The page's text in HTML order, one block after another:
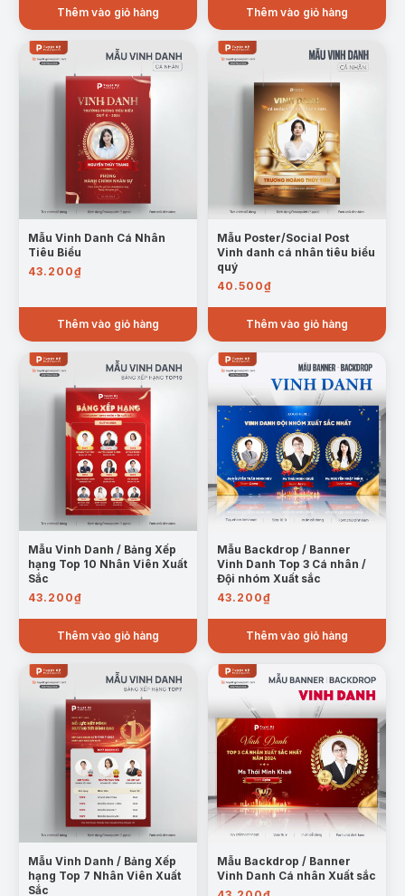
Thêm vào giỏ hàng Thêm vào giỏ hàng
Mẫu Vinh Danh Cá Nhân
Tiêu Biểu
43.200₫
Thêm vào giỏ hàng
Mẫu Poster/Social Post
Vinh danh cá nhân tiêu biểu
quý
40.500₫
Thêm vào giỏ hàng
Mẫu Vinh Danh / Bảng Xếp
hạng Top 10 Nhân Viên Xuất
Sắc
43.200₫
Thêm vào giỏ hàng
Mẫu Backdrop / Banner
Vinh Danh Top 3 Cá nhân /
Đội nhóm Xuất sắc
43.200₫
Thêm vào giỏ hàng
Mẫu Vinh Danh / Bảng Xếp
hạng Top 7 Nhân Viên Xuất
Sắc
Mẫu Backdrop / Banner
Vinh Danh Cá nhân Xuất sắc